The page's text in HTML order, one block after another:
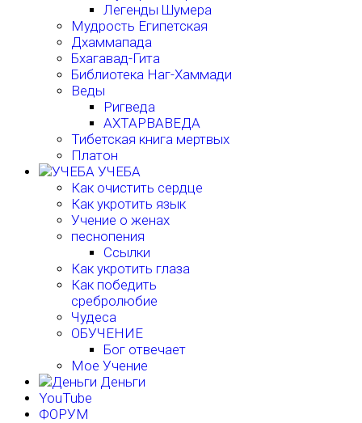
Легенды Шумера
Мудрость Египетская
Дхаммапада
Бхагавад-Гита
Библиотека Наг-Хаммади
Веды
Ригведа
АХТАРВАВЕДА
Тибетская книга мертвых
Платон
УЧЕБА
Как очистить сердце
Как укротить язык
Учение о женах
песнопения
Ссылки
Как укротить глаза
Как победить
сребролюбие
Чудеса
ОБУЧЕНИЕ
Бог отвечает
Мое Учение
Деньги
YouTube
ФОРУМ